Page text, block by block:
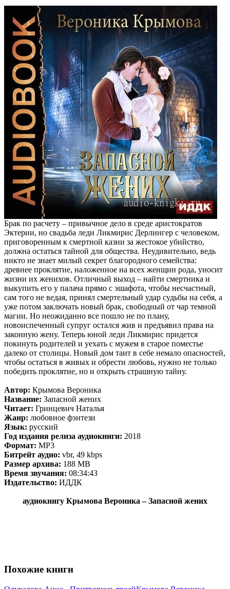
Брак по расчету – привычное дело в среде аристократов
Эктерии, но свадьба леди Ликмирис Дерлингер с человеком,
приговоренным к смертной казни за жестокое убийство,
должна остаться тайной для общества. Неудивительно, ведь
никто не знает милый секрет благородного семейства:
древнее проклятие, наложенное на всех женщин рода, уносит
жизни их женихов. Отличный выход – найти смертника и
выкупить его у палача прямо с эшафота, чтобы несчастный,
сам того не ведая, принял смертельный удар судьбы на себя, а
уже потом заключать новый брак, свободный от чар темной
магии. Но неожиданно все пошло не по плану,
новоиспеченный супруг остался жив и предъявил права на
законную жену. Теперь юной леди Ликмирис придется
покинуть родителей и уехать с мужем в старое поместье
далеко от столицы. Новый дом таит в себе немало опасностей,
чтобы остаться в живых и обрести любовь, нужно не только
победить проклятие, но и открыть страшную тайну.
Автор: Крымова Вероника
Название: Запасной жених
Читает: Гринцевич Наталья
Жанр: любовное фэнтези
Язык: русский
Год издания релиза аудиокниги: 2018
Формат: MP3
Битрейт аудио: vbr, 49 kbps
Размер архива: 188 MB
Время звучания: 08:34:43
Издательство: ИДДК
аудиокнигу Крымова Вероника – Запасной жених
Похожие книги